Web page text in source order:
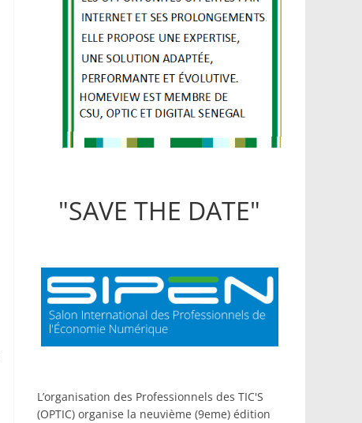
"SAVE THE DATE"
L’organisation des Professionnels des TIC'S
(OPTIC) organise la neuvième (9eme) édition